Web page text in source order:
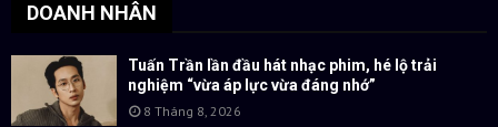
DOANH NHÂN
Tuấn Trần lần đầu hát nhạc phim, hé lộ trải
nghiệm “vừa áp lực vừa đáng nhớ”
8 Tháng 8, 2026